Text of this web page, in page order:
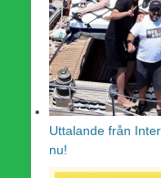
Uttalande från
nu!